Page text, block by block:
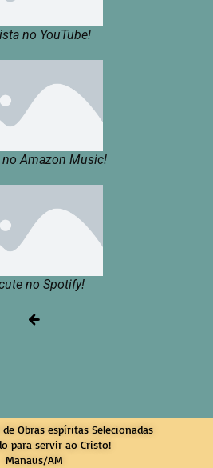
no YouTube!
no Amazon Music!
no Spotify!
Obras espíritas Selecionadas
para servir ao Cristo!
Manaus/AM